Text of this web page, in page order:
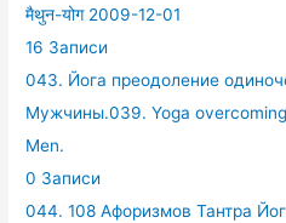
मैथुन-योग 2009-12-01
16 Записи
043. Йога преодоление
Мужчины.039. Yoga
Men.
0 Записи
044. 108 Афоризмов Тантра